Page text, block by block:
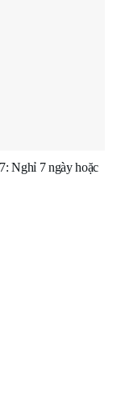
Nghỉ 7 ngày hoặc